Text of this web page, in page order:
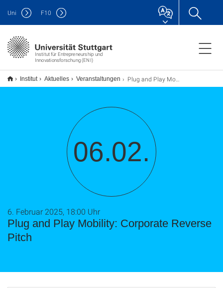
Institut für Entrepreneurship und
Innovationsforschung (ENI)
Uni F10
Institut Aktuelles Veranstaltungen Plug and Play Mobility: Corporate Reverse Pitch
06.02.
Plug and Play Mobility: Corporate Reverse
Pitch
6. Februar 2025, 18:00 Uhr